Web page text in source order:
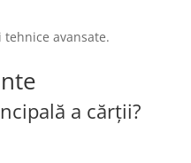
avansate.
a cărții?